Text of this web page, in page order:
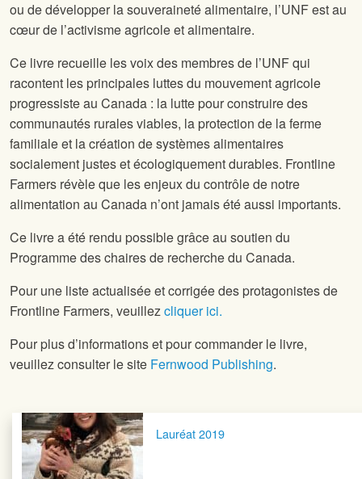
ou de développer la souveraineté alimentaire, l’UNF est au
cœur de l’activisme agricole et alimentaire.
Ce livre recueille les voix des membres de l’UNF qui
racontent les principales luttes du mouvement agricole
progressiste au Canada : la lutte pour construire des
communautés rurales viables, la protection de la ferme
familiale et la création de systèmes alimentaires
socialement justes et écologiquement durables. Frontline
Farmers révèle que les enjeux du contrôle de notre
alimentation au Canada n’ont jamais été aussi importants.
Ce livre a été rendu possible grâce au soutien du
Programme des chaires de recherche du Canada.
Pour une liste actualisée et corrigée des protagonistes de
Frontline Farmers, veuillezcliquer ici.
Pour plus d’informations et pour commander le livre,
veuillez consulter le site Fernwood Publishing.
Navigation postaleLauréat 2019